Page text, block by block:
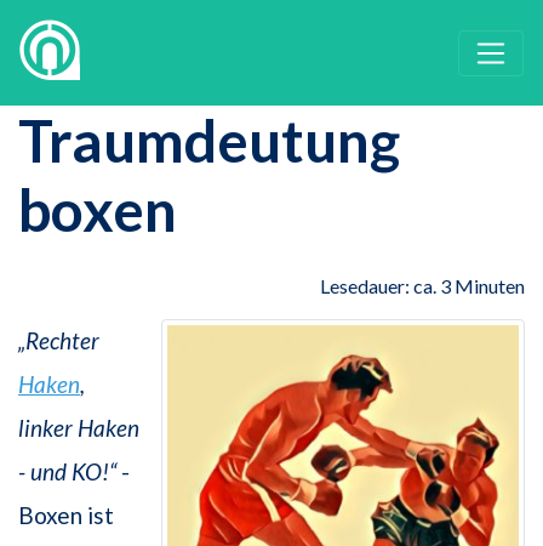
Traumdeutung
boxen
Lesedauer: ca. 3 Minuten
„Rechter
Haken,
linker Haken
- und KO!“-
Boxen ist